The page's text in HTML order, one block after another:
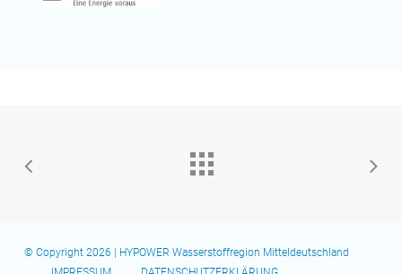
© Copyright 2026 | HYPOWER Wasserstoffregion Mitteldeutschland